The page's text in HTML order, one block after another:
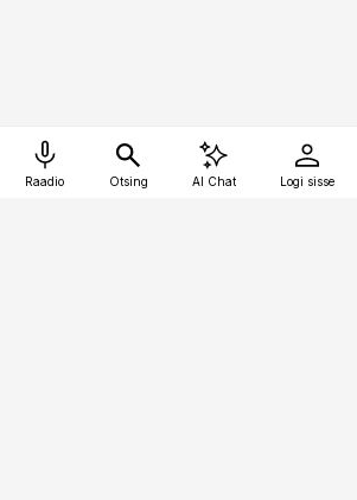
Raadio Otsing AI Chat Logi sisse